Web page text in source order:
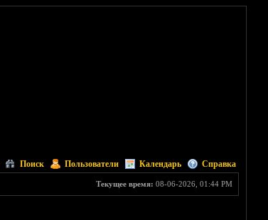
Поиск Пользователи Календарь Справка
Текущее время: 08-06-2026, 01:44 PM